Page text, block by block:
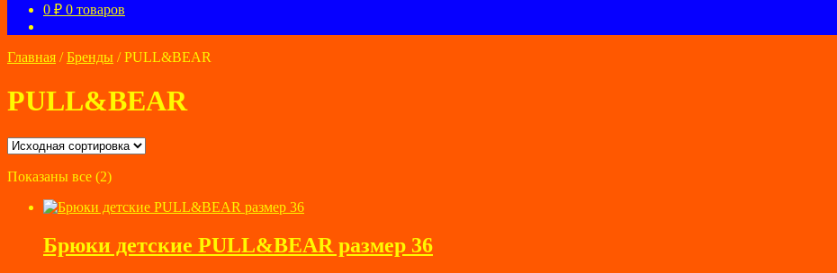
0 ₽ 0 товаров
Главная /Бренды /PULL&BEAR
PULL&BEAR
Показаны все (2)
Брюки детские PULL&BEAR размер 36